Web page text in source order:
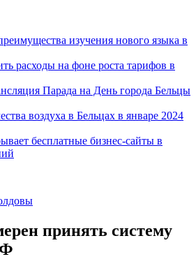
изучения нового языка в
расходы на фоне роста тарифов в
Парада на День города Бельцы
воздуха в Бельцах в январе 2024
бесплатные бизнес-сайты в
принять систему